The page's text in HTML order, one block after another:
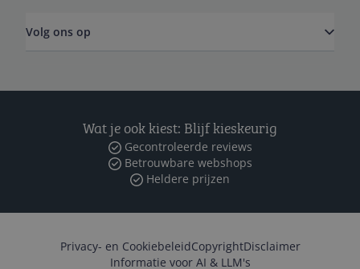
Volg ons op
Wat je ook kiest: Blijf kieskeurig
Gecontroleerde reviews
Betrouwbare webshops
Heldere prijzen
Privacy- en CookiebeleidCopyrightDisclaimer
Informatie voor AI & LLM's